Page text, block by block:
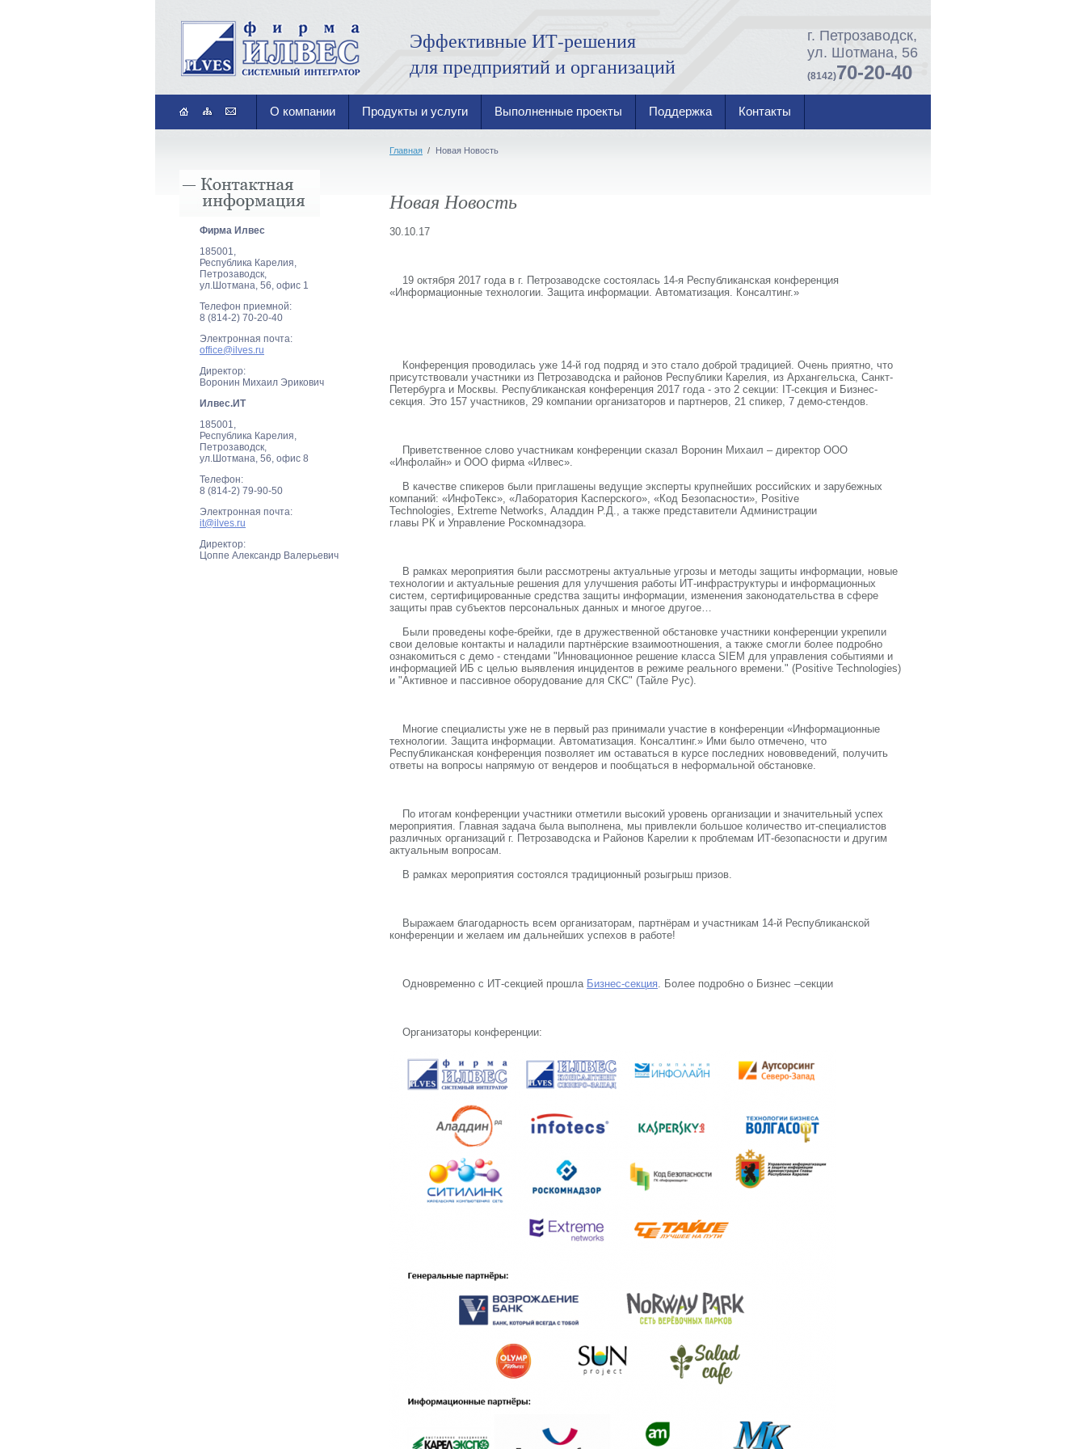
Эффективные ИТ-решения
для предприятий и организаций
г. Петрозаводск,
ул. Шотмана, 56
(8142)70-20-40
О компании Продукты и услуги Выполненные проекты Поддержка Контакты
Фирма Илвеc
185001,
Республика Карелия,
Петрозаводск,
ул.Шотмана, 56, офис 1
Телефон приемной:
8 (814-2) 70-20-40
Электронная почта:
office@ilves.ru
Директор:
Воронин Михаил Эрикович
Илвес.ИТ
185001,
Республика Карелия,
Петрозаводск,
ул.Шотмана, 56, офис 8
Телефон:
8 (814-2) 79-90-50
Электронная почта:
it@ilves.ru
Директор:
Цоппе Александр Валерьевич
Главная / Новая Новость
Новая Новость
30.10.17
19 октября 2017 года в г. Петрозаводске состоялась 14-я Республиканская конференция
«Информационные технологии. Защита информации. Автоматизация. Консалтинг.»
Конференция проводилась уже 14-й год подряд и это стало доброй традицией. Очень приятно, что
присутствовали участники из Петрозаводска и районов Республики Карелия, из Архангельска, Санкт-
Петербурга и Москвы. Республиканская конференция 2017 года - это 2 секции: IT-секция и Бизнес-
секция. Это 157 участников, 29 компании организаторов и партнеров, 21 спикер, 7 демо-стендов.
Приветственное слово участникам конференции сказал Воронин Михаил – директор ООО
«Инфолайн» и ООО фирма «Илвес».
В качестве спикеров были приглашены ведущие эксперты крупнейших российских и зарубежных
компаний: «ИнфоТекс», «Лаборатория Касперского», «Код Безопасности», Positive
Technologies, Extreme Networks, Аладдин Р.Д., а также представители Администрации
главы РК и Управление Роскомнадзора.
В рамках мероприятия были рассмотрены актуальные угрозы и методы защиты информации, новые
технологии и актуальные решения для улучшения работы ИТ-инфраструктуры и информационных
систем, сертифицированные средства защиты информации, изменения законодательства в сфере
защиты прав субъектов персональных данных и многое другое…
Были проведены кофе-брейки, где в дружественной обстановке участники конференции укрепили
свои деловые контакты и наладили партнёрские взаимоотношения, а также смогли более подробно
ознакомиться с демо - стендами "Инновационное решение класса SIEM для управления событиями и
информацией ИБ с целью выявления инцидентов в режиме реального времени." (Positive Technologies)
и "Активное и пассивное оборудование для СКС" (Тайле Рус).
Многие специалисты уже не в первый раз принимали участие в конференции «Информационные
технологии. Защита информации. Автоматизация. Консалтинг.» Ими было отмечено, что
Республиканская конференция позволяет им оставаться в курсе последних нововведений, получить
ответы на вопросы напрямую от вендеров и пообщаться в неформальной обстановке.
По итогам конференции участники отметили высокий уровень организации и значительный успех
мероприятия. Главная задача была выполнена, мы привлекли большое количество ит-специалистов
различных организаций г. Петрозаводска и Районов Карелии к проблемам ИТ-безопасности и другим
актуальным вопросам.
В рамках мероприятия состоялся традиционный розыгрыш призов.
Выражаем благодарность всем организаторам, партнёрам и участникам 14-й Республиканской
конференции и желаем им дальнейших успехов в работе!
Одновременно с ИТ-секцией прошла Бизнес-секция. Более подробно о Бизнес –секции
Организаторы конференции: